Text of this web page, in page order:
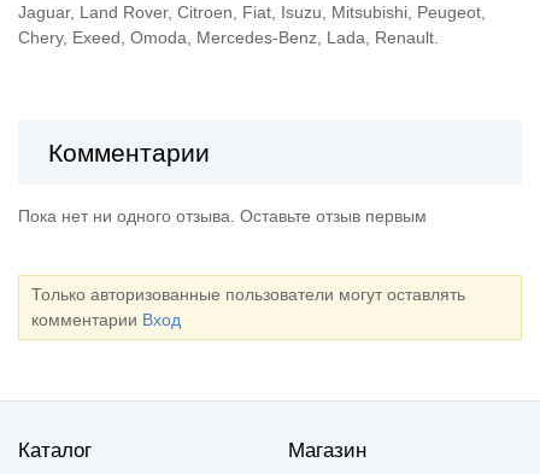
Jaguar, Land Rover, Citroen, Fiat, Isuzu, Mitsubishi, Peugeot,
Chery, Exeed, Omoda, Mercedes-Benz, Lada, Renault.
Комментарии
Пока нет ни одного отзыва. Оставьте отзыв первым
Только авторизованные пользователи могут оставлять
комментарии Вход
Каталог Магазин